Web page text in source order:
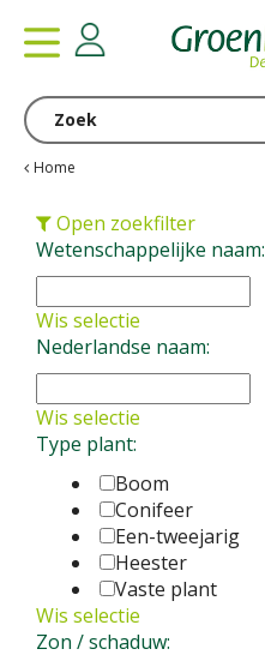
Home
Open zoekfilter
Wetenschappelijke naam:
Wis selectie
Nederlandse naam:
Wis selectie
Type plant:
Boom
Conifeer
Een-tweejarig
Heester
Vaste plant
Wis selectie
Zon / schaduw: